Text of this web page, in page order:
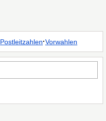
Postleitzahlen·Vorwahlen